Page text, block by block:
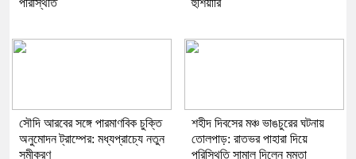
সৌদি আরবের সঙ্গে পারমাণবিক চুক্তি
অনুমোদন ট্রাম্পের: মধ্যপ্রাচ্যে নতুন
সমীকরণ
​শহীদ দিবসের মঞ্চ ভাঙচুরের ঘটনায়
তোলপাড়: রাতভর পাহারা দিয়ে
পরিস্থিতি সামাল দিলেন মমতা